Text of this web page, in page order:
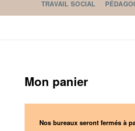
TRAVAIL SOCIAL
Mon panier
Nos bureaux seront fermés à